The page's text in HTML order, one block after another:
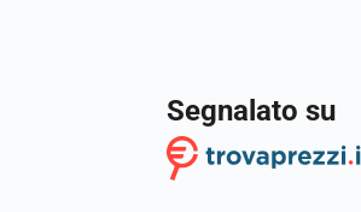
Segnalato su